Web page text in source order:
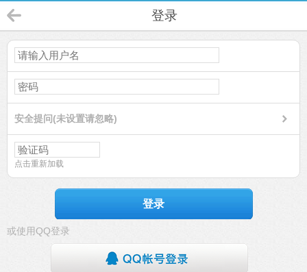
登录
安全提问(未设置请忽略)
点击重新加载
登录
或使用QQ登录